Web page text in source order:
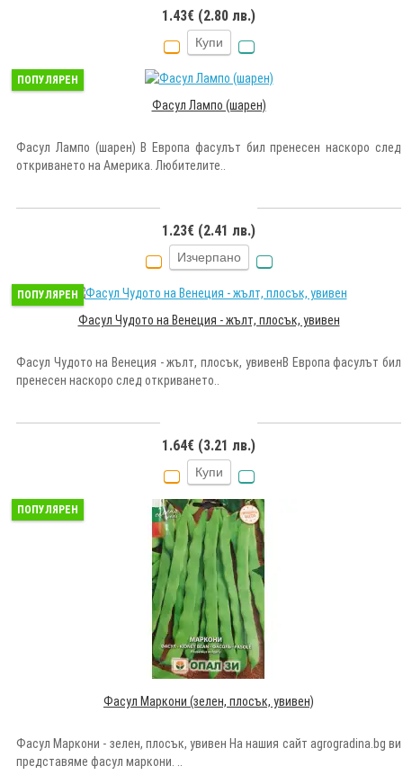
1.43€ (2.80 лв.)
Купи
ПОПУЛЯРЕН
Фасул Лампо (шарен)
Фасул Лампо (шарен) В Европа фасулът бил пренесен наскоро след
откриването на Америка. Любителите..
1.23€ (2.41 лв.)
Изчерпано
ПОПУЛЯРЕН
Фасул Чудото на Венеция - жълт, плосък, увивен
Фасул Чудото на Венеция - жълт, плосък, увивенВ Европа фасулът бил
пренесен наскоро след откриването..
1.64€ (3.21 лв.)
Купи
ПОПУЛЯРЕН
Фасул Маркони (зелен, плосък, увивен)
Фасул Маркони - зелен, плосък, увивен На нашия сайт agrogradina.bg ви
представяме фасул маркони. ..